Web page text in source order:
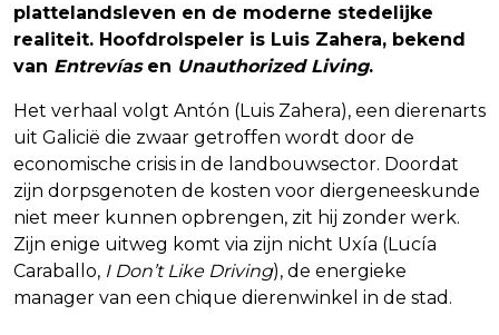
plattelandsleven en de moderne stedelijke
realiteit. Hoofdrolspeler is Luis Zahera, bekend
van Entrevíasen Unauthorized Living.
Het verhaal volgt Antón (Luis Zahera), een dierenarts
uit Galicië die zwaar getroffen wordt door de
economische crisis in de landbouwsector. Doordat
zijn dorpsgenoten de kosten voor diergeneeskunde
niet meer kunnen opbrengen, zit hij zonder werk.
Zijn enige uitweg komt via zijn nicht Uxía (Lucía
Caraballo, I Don’t Like Driving), de energieke
manager van een chique dierenwinkel in de stad.